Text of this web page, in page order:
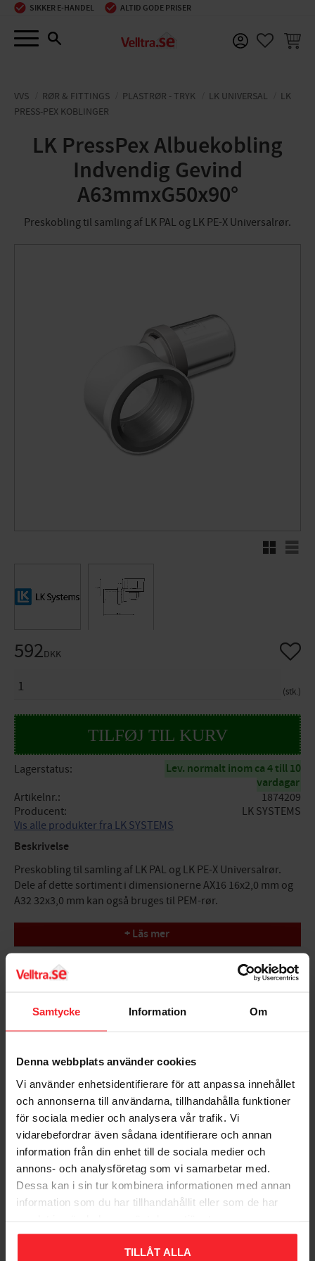
Samtycke Information Om
Denna webbplats använder cookies
Vi använder enhetsidentifierare för att anpassa innehållet
och annonserna till användarna, tillhandahålla funktioner
för sociala medier och analysera vår trafik. Vi
vidarebefordrar även sådana identifierare och annan
information från din enhet till de sociala medier och
annons- och analysföretag som vi samarbetar med.
Dessa kan i sin tur kombinera informationen med annan
information som du har tillhandahållit eller som de har
TILLÅT ALLA
Menu
SIKKER E-HANDEL ALTID GODE PRISER
VVS RØR & FITTINGS PLASTRØR - TRYK LK UNIVERSAL
LK
PRESS-PEX KOBLINGER
LK PressPex Albuekobling
Indvendig Gevind
A63mmxG50x90°
Preskobling til samling af LK PAL og LK PE-X Universalrør.
RutenettListe
592DKK
stk.
Gem
Lagerstatus
Lev. normalt inom ca 4 till 10
vardagar
Artikelnr.
1874209
Producent
LK SYSTEMS
Vis alle produkter fra LK SYSTEMS
Beskrivelse
Preskobling til samling af LK PAL og LK PE-X Universalrør.
Dele af dette sortiment i dimensionerne AX16 16x2,0 mm og
A32 32x3,0 mm kan også bruges til PEM-rør.
Specifikationer
Dimension: A63mm x G50 x 90°
Tryk/Flow/Temp: PN10, maks. temp. +70°C (+95°C)
Funktion: Pressamling tappevand/varme/køling
Farve: Messing
Materiale: AZH messing
Anden info: Med lækageindikation upresset
Materialekvalitet tilslutning 1: Afzinkningsbestandig
messing (DZR)
Overfladebeskyttelse tilslutning 1: Ubehandlet
Overfladebehandling tilslutning 1: Ubehandlet
Materialetilslutning 2: Messing
Materialekvalitet tilslutning 2: Afzinkningsbestandig
messing (DZR)
Overfladebeskyttelse tilslutning 2: Ubehandlet
+ Läs mer
Bedømmelser
Bliv den første, der giver en bedømmelse.
Populära produkter